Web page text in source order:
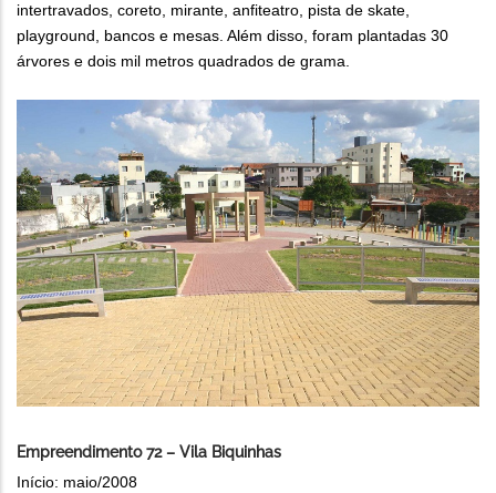
intertravados, coreto, mirante, anfiteatro, pista de skate,
playground, bancos e mesas. Além disso, foram plantadas 30
árvores e dois mil metros quadrados de grama.
Empreendimento 72 – Vila Biquinhas
Início: maio/2008